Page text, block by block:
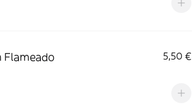
Flameado
5,50 €